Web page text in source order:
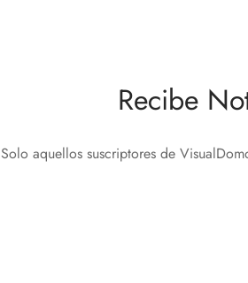
Recibe
Solo aquellos suscriptores de